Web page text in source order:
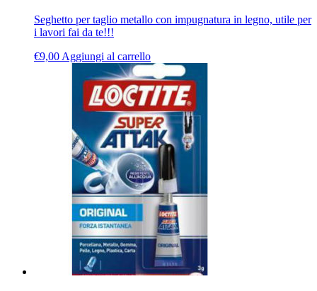
Seghetto per taglio metallo con impugnatura in legno, utile per
i lavori fai da te!!!
€9,00 Aggiungi al carrello